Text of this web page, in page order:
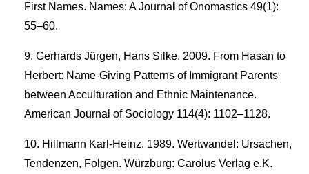
First Names. Names: A Journal of Onomastics 49(1):
55–60.
Gerhards Jürgen, Hans Silke. 2009. From Hasan to
Herbert: Name-Giving Patterns of Immigrant Parents
between Acculturation and Ethnic Maintenance.
American Journal of Sociology 114(4): 1102–1128.
Hillmann Karl-Heinz. 1989. Wertwandel: Ursachen,
Tendenzen, Folgen. Würzburg: Carolus Verlag e.K.